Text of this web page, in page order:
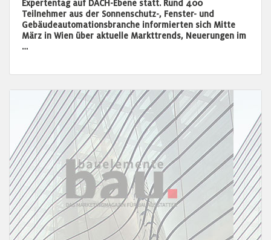
Expertentag auf DACH-Ebene statt. Rund 400
Teilnehmer aus der Sonnenschutz-, Fenster- und
Gebäudeautomationsbranche informierten sich Mitte
März in Wien über aktuelle Markttrends, Neuerungen im
…